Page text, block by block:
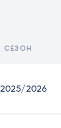
СЕЗОН
2025/2026